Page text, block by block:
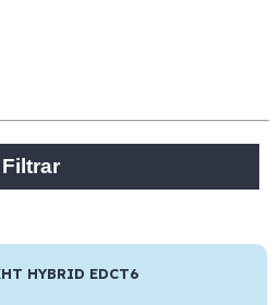
Filtrar
HYBRID EDCT6